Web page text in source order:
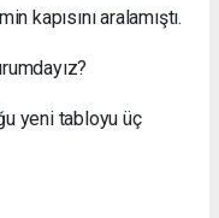
kapısını aralamıştı.
yeni tabloyu üç